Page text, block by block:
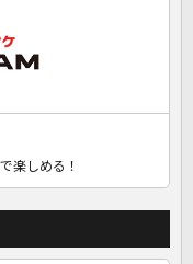
楽しめる！